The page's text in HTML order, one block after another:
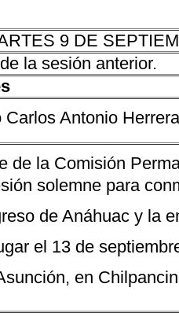
9 DE
la sesión anterior.
Carlos Antonio
de la Comisión
solemne para
de Anáhuac y la
el 13 de
en